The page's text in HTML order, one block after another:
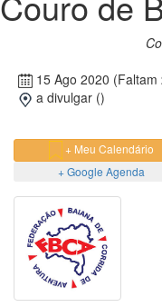
15 Ago 2020 (Faltam
a divulgar ()
+ Meu Calendário
+ Google Agenda